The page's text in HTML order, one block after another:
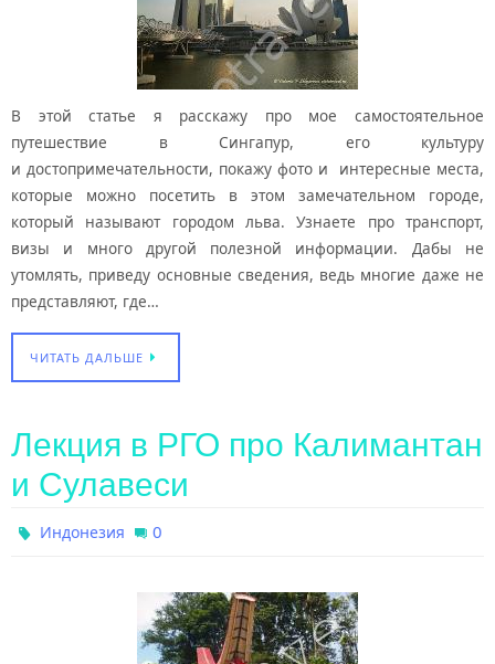
В этой статье я расскажу про мое самостоятельное
путешествие в Сингапур, его культуру
и достопримечательности, покажу фото и интересные места,
которые можно посетить в этом замечательном городе,
который называют городом льва. Узнаете про транспорт,
визы и много другой полезной информации. Дабы не
утомлять, приведу основные сведения, ведь многие даже не
представляют, где…
ЧИТАТЬ ДАЛЬШЕ
Лекция в РГО про Калимантан
и Сулавеси
Индонезия 0